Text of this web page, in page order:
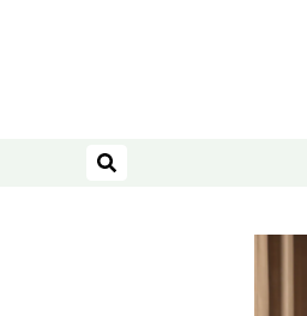
ئىزدەش